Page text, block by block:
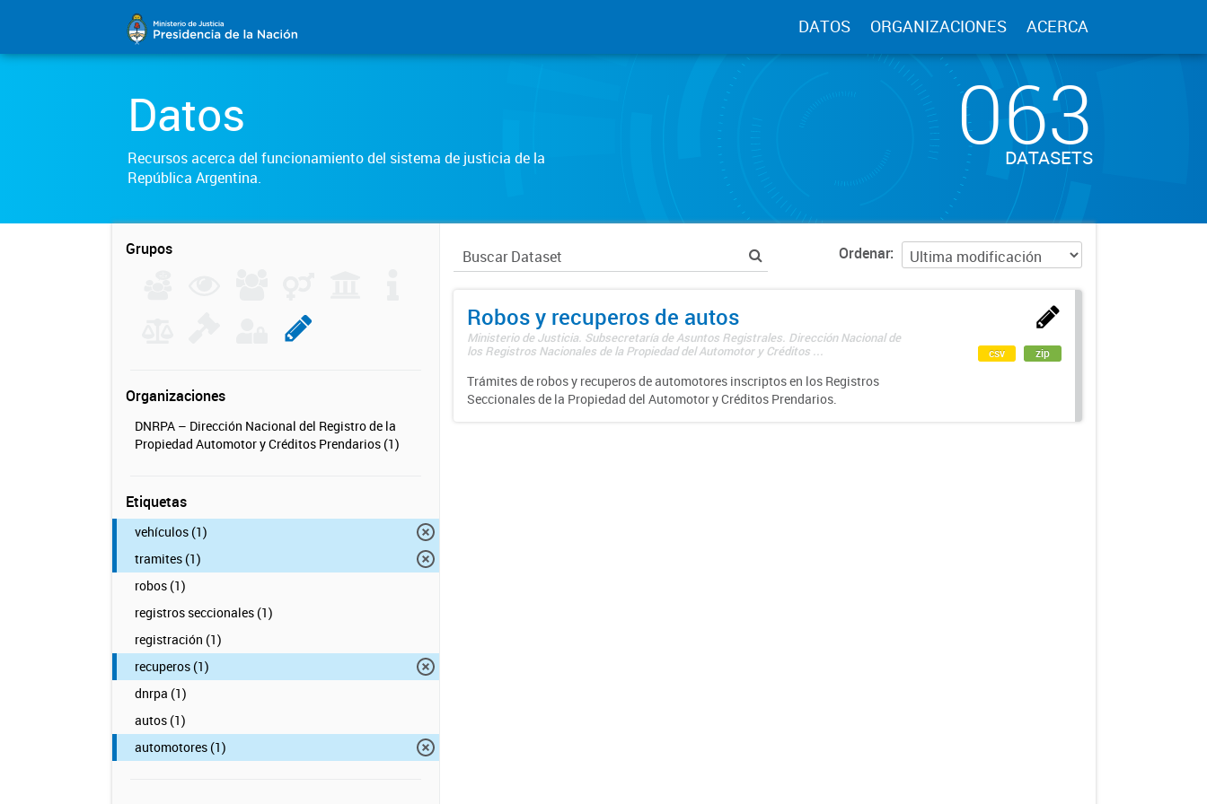
DATOS ORGANIZACIONES ACERCA
Datos
Recursos acerca del funcionamiento del sistema de justicia de la
República Argentina.
063
DATASETS
Grupos
Organizaciones
DNRPA – Dirección Nacional del Registro de la
Propiedad Automotor y Créditos Prendarios (1)
Etiquetas
vehículos (1)
tramites (1)
robos (1)
registros seccionales (1)
registración (1)
recuperos (1)
dnrpa (1)
autos (1)
automotores (1)
Ordenar
Robos y recuperos de autos
Ministerio de Justicia. Subsecretaría de Asuntos Registrales. Dirección Nacional de
los Registros Nacionales de la Propiedad del Automotor y Créditos ...
Trámites de robos y recuperos de automotores inscriptos en los Registros
Seccionales de la Propiedad del Automotor y Créditos Prendarios.
csv zip